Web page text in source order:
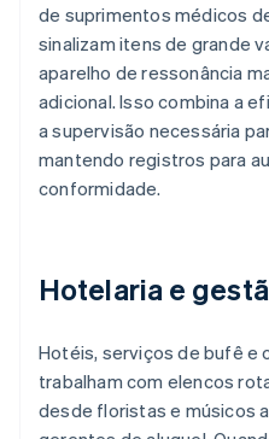
de suprimentos médicos
sinalizam itens de grande
aparelho de ressonância
adicional. Isso combina a
a supervisão necessária
mantendo registros para
conformidade.
Hotelaria e
Hotéis, serviços de bufê e
trabalham com elencos
desde floristas e músicos